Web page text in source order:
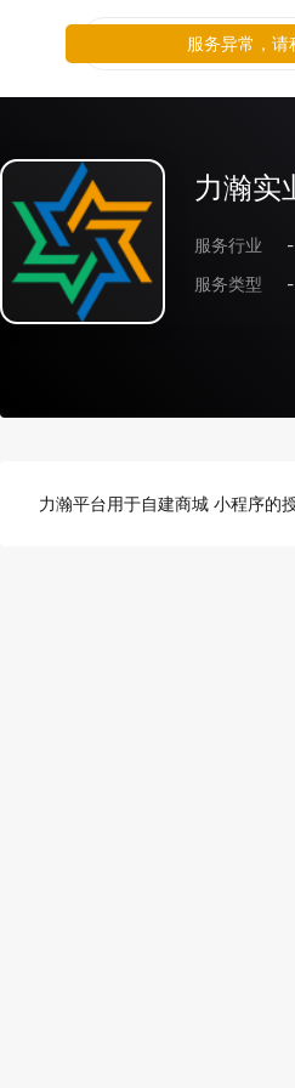
力瀚实
服务行业
服务类型
力瀚平台用于自建商城 小程序的
服务异常，请